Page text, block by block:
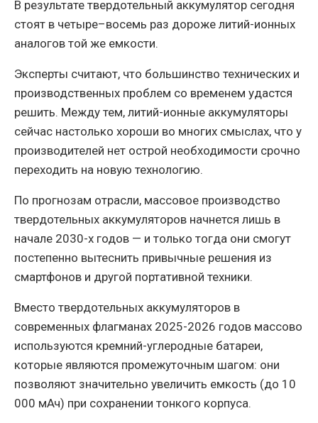
В результате твердотельный аккумулятор сегодня
стоят в четыре–восемь раз дороже литий-ионных
аналогов той же емкости.
Эксперты считают, что большинство технических и
производственных проблем со временем удастся
решить. Между тем, литий-ионные аккумуляторы
сейчас настолько хороши во многих смыслах, что у
производителей нет острой необходимости срочно
переходить на новую технологию.
По прогнозам отрасли, массовое производство
твердотельных аккумуляторов начнется лишь в
начале 2030-х годов — и только тогда они смогут
постепенно вытеснить привычные решения из
смартфонов и другой портативной техники.
Вместо твердотельных аккумуляторов в
современных флагманах 2025-2026 годов массово
используются кремний-углеродные батареи,
которые являются промежуточным шагом: они
позволяют значительно увеличить емкость (до 10
000 мАч) при сохранении тонкого корпуса.